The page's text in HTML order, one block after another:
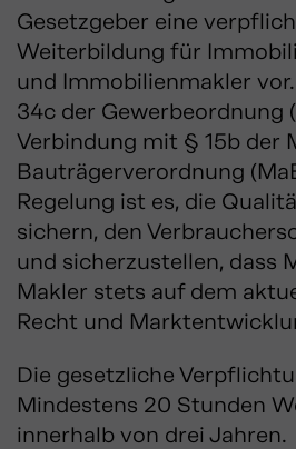
Gesetzgeber eine
Weiterbildung für
und Immobilienmakler
34c der Gewerbeordnung
Verbindung mit § 15b der
Bauträgerverordnung
Regelung ist es, die
sichern, den
und sicherzustellen, dass
Makler stets auf dem
Recht und
Die gesetzliche
Mindestens 20 Stunden
innerhalb von drei Jahren.